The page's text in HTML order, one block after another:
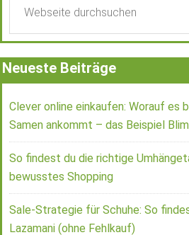
Neueste Beiträge
Clever online einkaufen: Worauf es
Samen ankommt – das Beispiel
So findest du die richtige
bewusstes Shopping
Sale-Strategie für Schuhe: So
Lazamani (ohne Fehlkauf)